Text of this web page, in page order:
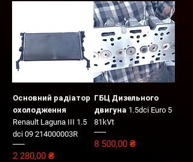
Основний радіатор
охолодження
Renault Laguna III 1.5
dci 09 214000003R
Цена
2 280,00 ₴
ГБЦ Дизельного
двигуна 1.5dci Euro 5
81kVt
Цена
8 500,00 ₴